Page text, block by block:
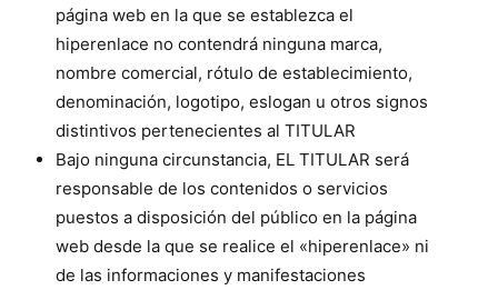
página web en la que se establezca el
hiperenlace no contendrá ninguna marca,
nombre comercial, rótulo de establecimiento,
denominación, logotipo, eslogan u otros signos
distintivos pertenecientes al TITULAR
Bajo ninguna circunstancia, EL TITULAR será
responsable de los contenidos o servicios
puestos a disposición del público en la página
web desde la que se realice el «hiperenlace» ni
de las informaciones y manifestaciones